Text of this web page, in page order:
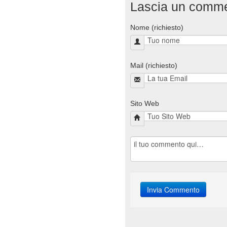
Lascia un
Nome (richiesto)
Mail (richiesto)
Sito Web